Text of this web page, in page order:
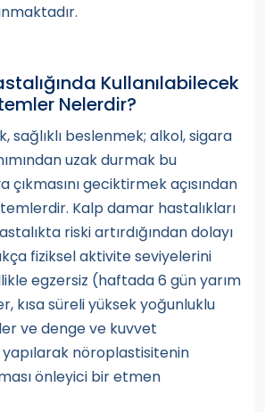
Kullanılabilecek
Nelerdir?
sağlıklı beslenmek; alkol, sigara
uzak durmak bu
çıkmasını geciktirmek açısından
Kalp damar hastalıkları
riski artırdığından dolayı
fiziksel aktivite seviyelerini
egzersiz (haftada 6 gün yarım
kısa süreli yüksek yoğunluklu
ve denge ve kuvvet
nöroplastisitenin
önleyici bir etmen